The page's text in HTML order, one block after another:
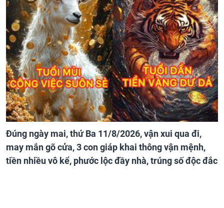
Đúng ngày mai, thứ Ba 11/8/2026, vận xui qua đi,
may mắn gõ cửa, 3 con giáp khai thông vận mệnh,
tiền nhiều vô kể, phước lộc đầy nhà, trúng số độc đắc